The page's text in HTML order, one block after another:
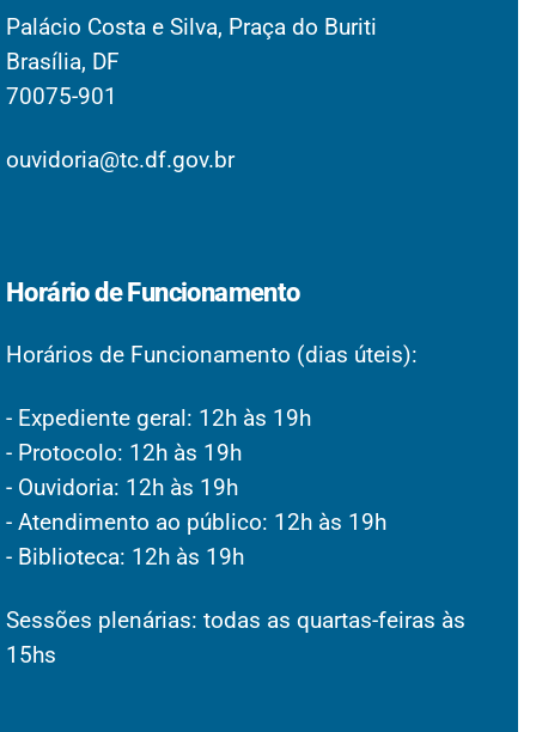
Palácio Costa e Silva, Praça do Buriti
Brasília, DF
70075-901
ouvidoria@tc.df.gov.br
Horário de Funcionamento
Horários de Funcionamento (dias úteis):
- Expediente geral: 12h às 19h
- Protocolo: 12h às 19h
- Ouvidoria: 12h às 19h
- Atendimento ao público: 12h às 19h
- Biblioteca: 12h às 19h
Sessões plenárias: todas as quartas-feiras às
15hs